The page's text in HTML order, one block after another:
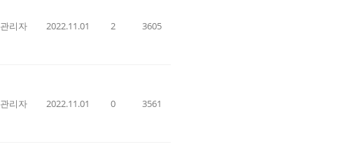
관리자 2022.11.01 2 3605
관리자 2022.11.01 0 3561